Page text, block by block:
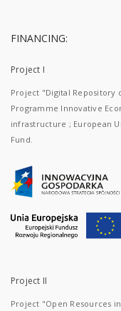
FINANCING:
Project I
Project "Digital Repository
Programme Innovative
infrastructure ; European
Fund.
Project II
Project "Open Resources